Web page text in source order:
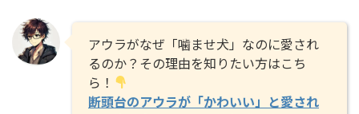
アウラがなぜ「噛ませ犬」なのに愛され
るのか？その理由を知りたい方はこち
ら！
断頭台のアウラが「かわいい」と愛され